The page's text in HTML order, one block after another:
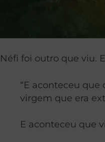
Néfi foi outro que viu.
“E aconteceu
virgem que era
E aconteceu que